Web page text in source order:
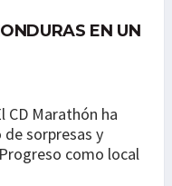
EN UN
CD Marathón ha
sorpresas y
como local